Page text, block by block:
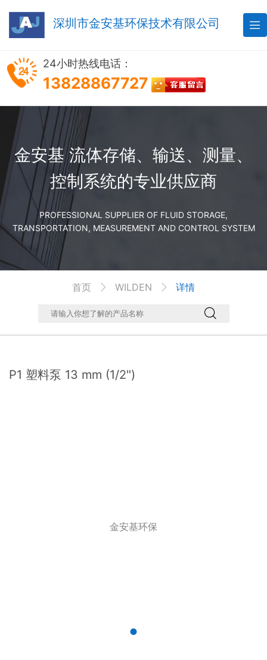
深圳市金安基环保技术有限公司 
24小时热线电话：
13828867727
金安基 流体存储、输送、测量、
控制系统的专业供应商
PROFESSIONAL SUPPLIER OF FLUID STORAGE,
TRANSPORTATION, MEASUREMENT AND CONTROL SYSTEM
首页  WILDEN  详情

P1 塑料泵 13 mm (1/2")
金安基环保